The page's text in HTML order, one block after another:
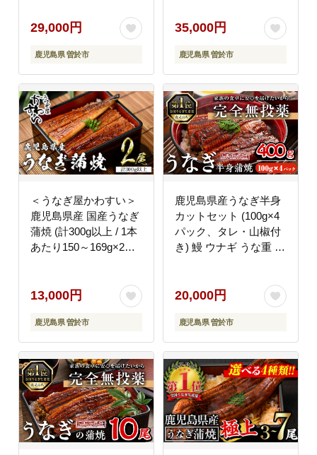
本養鰻】A584
29,000円
鹿児島県 曽於市
35,000円
鹿児島県 曽於市
＜うなぎ屋かわすい＞
鹿児島県産 国産うなぎ
蒲焼 (計300g以上 / 1本
あたり150～169g×2本)
A854
13,000円
鹿児島県 曽於市
鹿児島県産うなぎ半身
カットセット (100g×4
パック、タレ・山椒付
き) 鰻 ウナギ うな重 ひ
ク カットうなぎ 蒲焼き
【西日本養鰻】A585
20,000円
鹿児島県 曽於市